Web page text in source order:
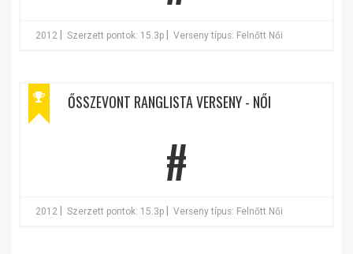
2012 Szerzett pontok: 15.3p Verseny típus: Felnőtt Női
ŐSSZEVONT RANGLISTA VERSENY - NŐI
#
2012 Szerzett pontok: 15.3p Verseny típus: Felnőtt Női